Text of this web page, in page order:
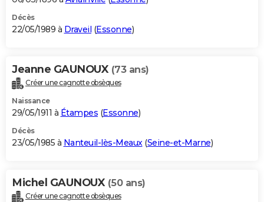
Décès
22/05/1989 à Draveil (Essonne)
Jeanne GAUNOUX (73 ans)
Créer une cagnotte obsèques
Naissance
29/05/1911 à Étampes (Essonne)
Décès
23/05/1985 à Nanteuil-lès-Meaux(Seine-et-Marne)
Michel GAUNOUX (50 ans)
Créer une cagnotte obsèques